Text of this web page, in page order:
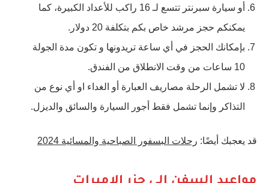
أو سيارة سبرنتر تتسع لـ 16 راكب للأعداد الكبيرة، كما
يمكنكم حجز مرشد خاص بكم بتكلفة 20 دولار.
بإمكانك الحجز في أي ساعة تريدونها و تكون مدة الجولة
10 ساعات من وقت الانطلاق من الفندق.
لا تشمل الرحلة مصاريف العبارة أو الغداء او أي نوع من
التذاكر وإنما تشمل فقط أجور السيارة والسائق والديزل.
قد يعجبك أيضًا: رحلات البسفور الصباحية والمسائية 2024